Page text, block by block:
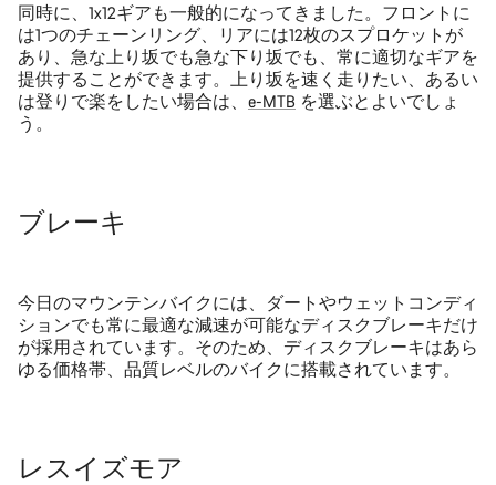
同時に、1x12ギアも一般的になってきました。フロントに
は1つのチェーンリング、リアには12枚のスプロケットが
あり、急な上り坂でも急な下り坂でも、常に適切なギアを
提供することができます。上り坂を速く走りたい、あるい
は登りで楽をしたい場合は、 e-MTB を選ぶとよいでしょ
う。
ブレーキ
今日のマウンテンバイクには、ダートやウェットコンディ
ションでも常に最適な減速が可能なディスクブレーキだけ
が採用されています。そのため、ディスクブレーキはあら
ゆる価格帯、品質レベルのバイクに搭載されています。
レスイズモア